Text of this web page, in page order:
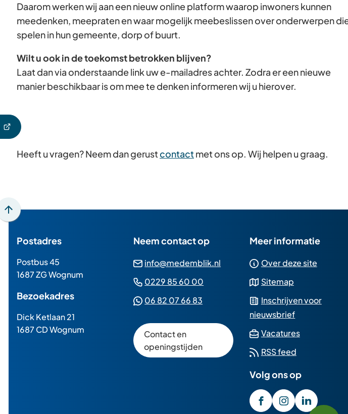
een
waarde
te
selecteren.
Daarom werken wij aan een nieuw online platform waarop inwoners kunnen
meedenken, meepraten en waar mogelijk meebeslissen over onderwerpen
spelen in hun gemeente, dorp of buurt.
Wilt u ook in de toekomst betrokken blijven?
Laat dan via onderstaande link uw e-mailadres achter. Zodra er een nieuwe
manier beschikbaar is om mee te denken informeren wij u hierover.
Heeft u vragen? Neem dan gerustcontactmet ons op. Wij helpen u graag.
Scroll
boven
het
begin
van
paginainhoud
Postadres
Postbus 45
1687 ZG Wognum
Bezoekadres
Dick Ketlaan 21
1687 CD Wognum
Neem contact op
info@medemblik.nl (Verwijst
mailadres)
0229 85 60 00
telefoonnummer)
06 82 07 66 83
een
Whatsapp
telefoonnummer)
Contact en
openingstijden
Meer informatie
Over deze site
Sitemap
Inschrijven voor
nieuwsbrief
Vacatures(Verwijst
externe
website)
RSS feed
Volg ons op
/
(Verwijst(Verwijst(Verwijst